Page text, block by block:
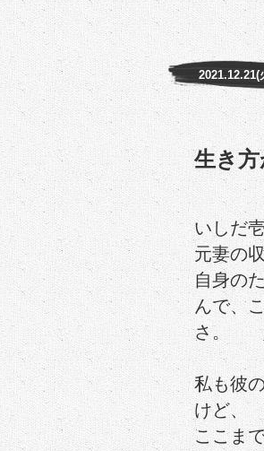
2021.12.21(
生き
いしだ
元妻の
自身の
んで、
さ。
私も彼
けど、
ここま